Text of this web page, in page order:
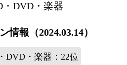
DVD・楽器
情報（2024.03.14）
DVD・楽器：22位